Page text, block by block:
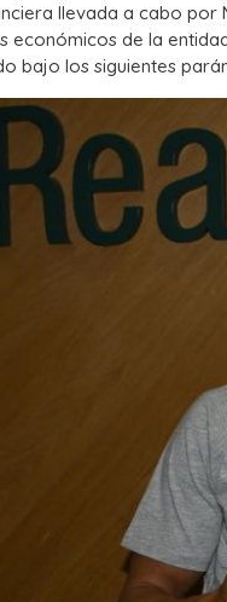
llevada a cabo
económicos de la
bajo los siguientes